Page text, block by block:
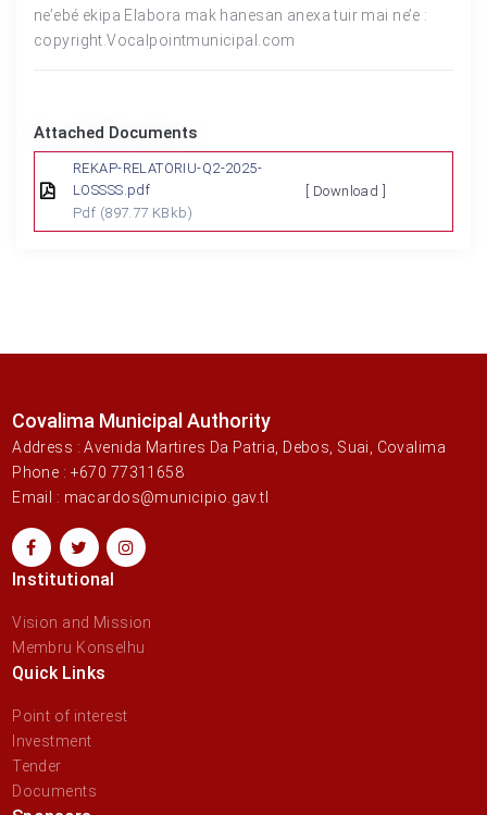
ne’ebé ekipa Elabora mak hanesan anexa tuir mai ne’e :
copyright.Vocalpointmunicipal.com
Attached Documents
REKAP-RELATORIU-Q2-2025-
LOSSSS.pdf
Pdf (897.77 KBkb)
[ Download ]
Covalima Municipal Authority
Address : Avenida Martires Da Patria, Debos, Suai, Covalima
Phone : +670 77311658
Email : macardos@municipio.gav.tl
Institutional
Vision and Mission
Membru Konselhu
Quick Links
Point of interest
Investment
Tender
Documents